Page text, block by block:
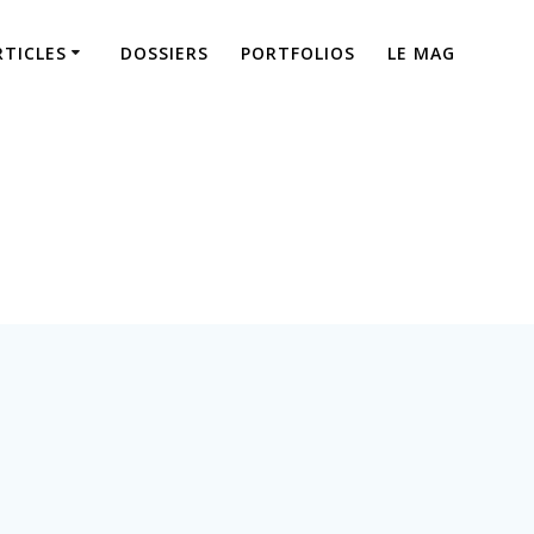
DOSSIERS PORTFOLIOS LE MAG